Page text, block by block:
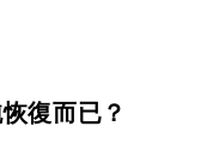
復而已？